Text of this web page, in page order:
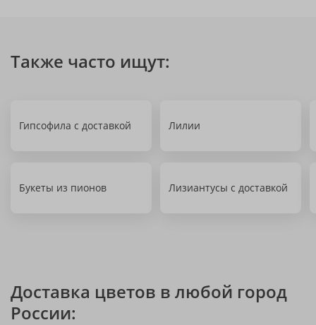
Также часто ищут:
Гипсофила с доставкой Лилии
Букеты из пионов Лизиантусы с доставкой
Доставка цветов в любой город
России: